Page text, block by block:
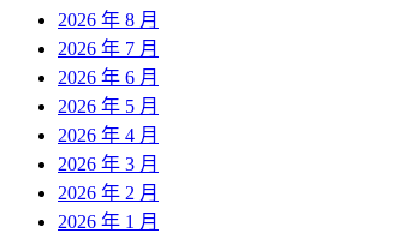
2026 年 8 月
2026 年 7 月
2026 年 6 月
2026 年 5 月
2026 年 4 月
2026 年 3 月
2026 年 2 月
2026 年 1 月